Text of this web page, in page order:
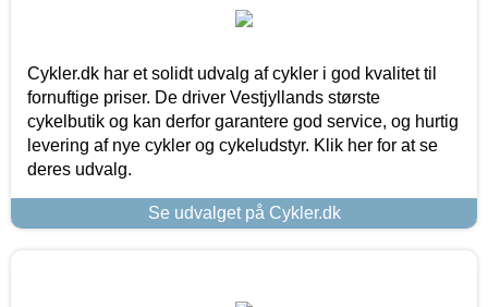
Cykler.dk har et solidt udvalg af cykler i god kvalitet til
fornuftige priser. De driver Vestjyllands største
cykelbutik og kan derfor garantere god service, og hurtig
levering af nye cykler og cykeludstyr. Klik her for at se
deres udvalg.
Se udvalget på Cykler.dk